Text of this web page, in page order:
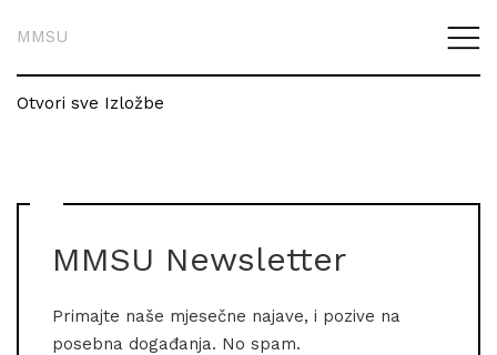
MMSU
Otvori sve Izložbe
MMSU Newsletter
Primajte naše mjesečne najave, i pozive na
posebna događanja. No spam.